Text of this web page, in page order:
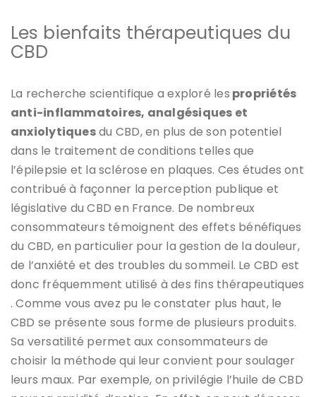
Les bienfaits thérapeutiques du
CBD
La recherche scientifique a exploré les propriétés
anti-inflammatoires, analgésiques et
anxiolytiquesdu CBD, en plus de son potentiel
dans le traitement de conditions telles que
l’épilepsie et la sclérose en plaques. Ces études ont
contribué à façonner la perception publique et
législative du CBD en France​​. De nombreux
consommateurs témoignent des effets bénéfiques
du CBD, en particulier pour la gestion de la douleur,
de l’anxiété et des troubles du sommeil. Le CBD est
donc fréquemment utilisé à des fins thérapeutiques​​
. Comme vous avez pu le constater plus haut, le
CBD se présente sous forme de plusieurs produits.
Sa versatilité permet aux consommateurs de
choisir la méthode qui leur convient pour soulager
leurs maux. Par exemple, on privilégie l’huile de CBD